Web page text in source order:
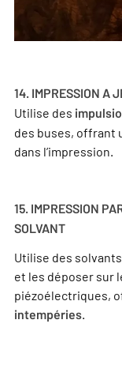
14. IMPRESSION A
Utilise des
des buses, offrant
dans l’impression.
15. IMPRESSION
SOLVANT
Utilise des
et les déposer sur
piézoélectriques,
intempéries.